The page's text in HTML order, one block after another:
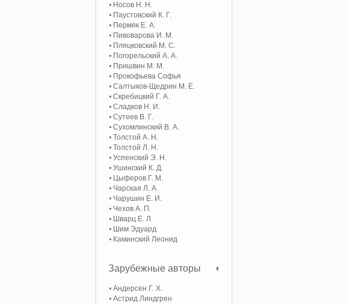
Носов Н. Н.
Паустовский К. Г.
Пермяк Е. А.
Пивоварова И. М.
Пляцковский М. С.
Погорельский А. A.
Пришвин М. М.
Прокофьева Софья
Салтыков-Щедрин М. Е.
Скребицкий Г. А.
Сладков Н. И.
Сутеев В. Г.
Сухомлинский В. А.
Толстой А. Н.
Толстой Л. Н.
Успенский Э. Н.
Ушинский К. Д.
Цыферов Г. М.
Чарская Л. А.
Чарушин Е. И.
Чехов А. П.
Шварц Е. Л.
Шим Эдуард
Каминский Леонид
Зарубежные авторы
Андерсен Г. Х.
Астрид Линдгрен